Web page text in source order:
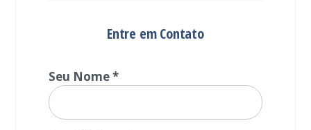
Entre em Contato
Seu Nome *